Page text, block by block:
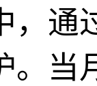
，通
。当